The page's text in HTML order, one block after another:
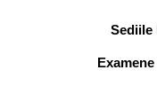
Sediile